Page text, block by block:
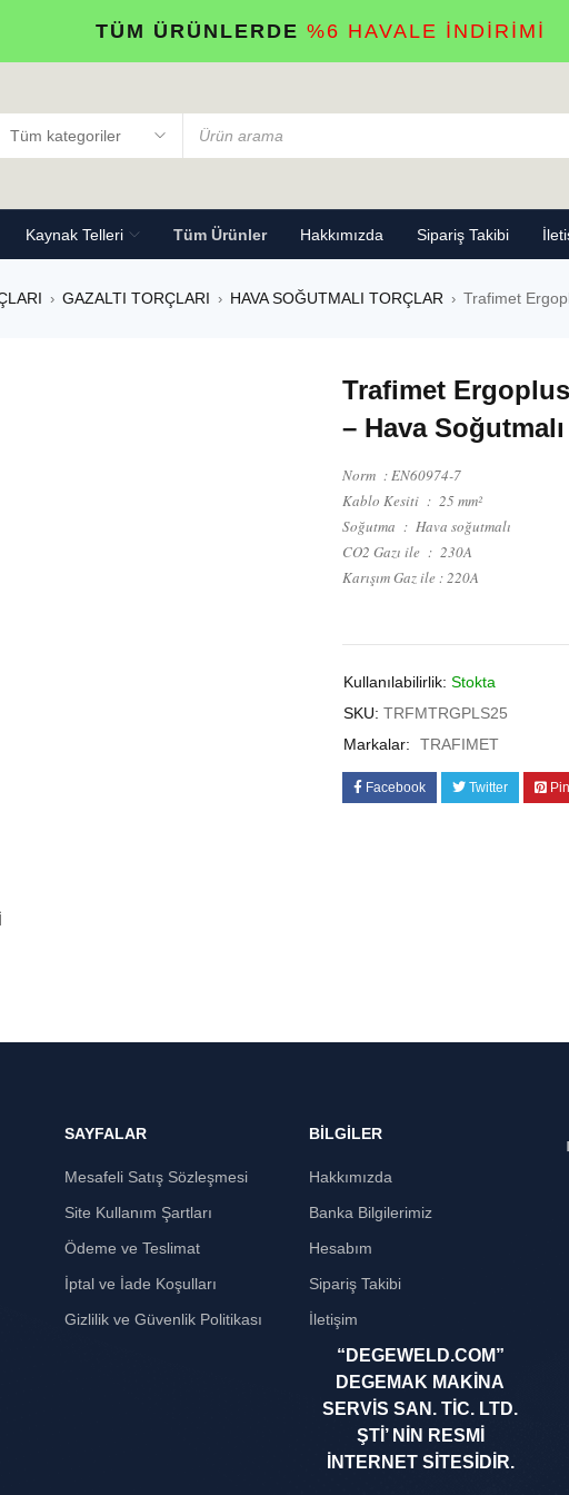
TÜM ÜRÜNLERDE %6 HAVALE İNDİRİMİ
Kaynak Telleri Tüm Ürünler Hakkımızda Sipariş Takibi
› GAZALTI TORÇLARI › HAVA SOĞUTMALI TORÇLAR › Trafimet
Trafimet
– Hava Soğutmalı
Norm : EN60974-7
Kablo Kesiti : 25 mm²
Soğutma : Hava soğutmalı
CO2 Gazı ile : 230A
Karışım Gaz ile : 220A
Kullanılabilirlik: Stokta
SKU: TRFMTRGPLS25
Markalar:
TRAFIMET
Facebook Twitter
SAYFALAR
Mesafeli Satış Sözleşmesi
Site Kullanım Şartları
Ödeme ve Teslimat
İptal ve İade Koşulları
Gizlilik ve Güvenlik Politikası
BİLGİLER
Hakkımızda
Banka Bilgilerimiz
Hesabım
Sipariş Takibi
İletişim
“DEGEWELD.COM”
DEGEMAK MAKİNA
SERVİS SAN. TİC. LTD.
ŞTİ’ NİN RESMİ
İNTERNET SİTESİDİR.